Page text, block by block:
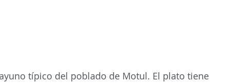
típico del poblado de Motul​. El plato tiene